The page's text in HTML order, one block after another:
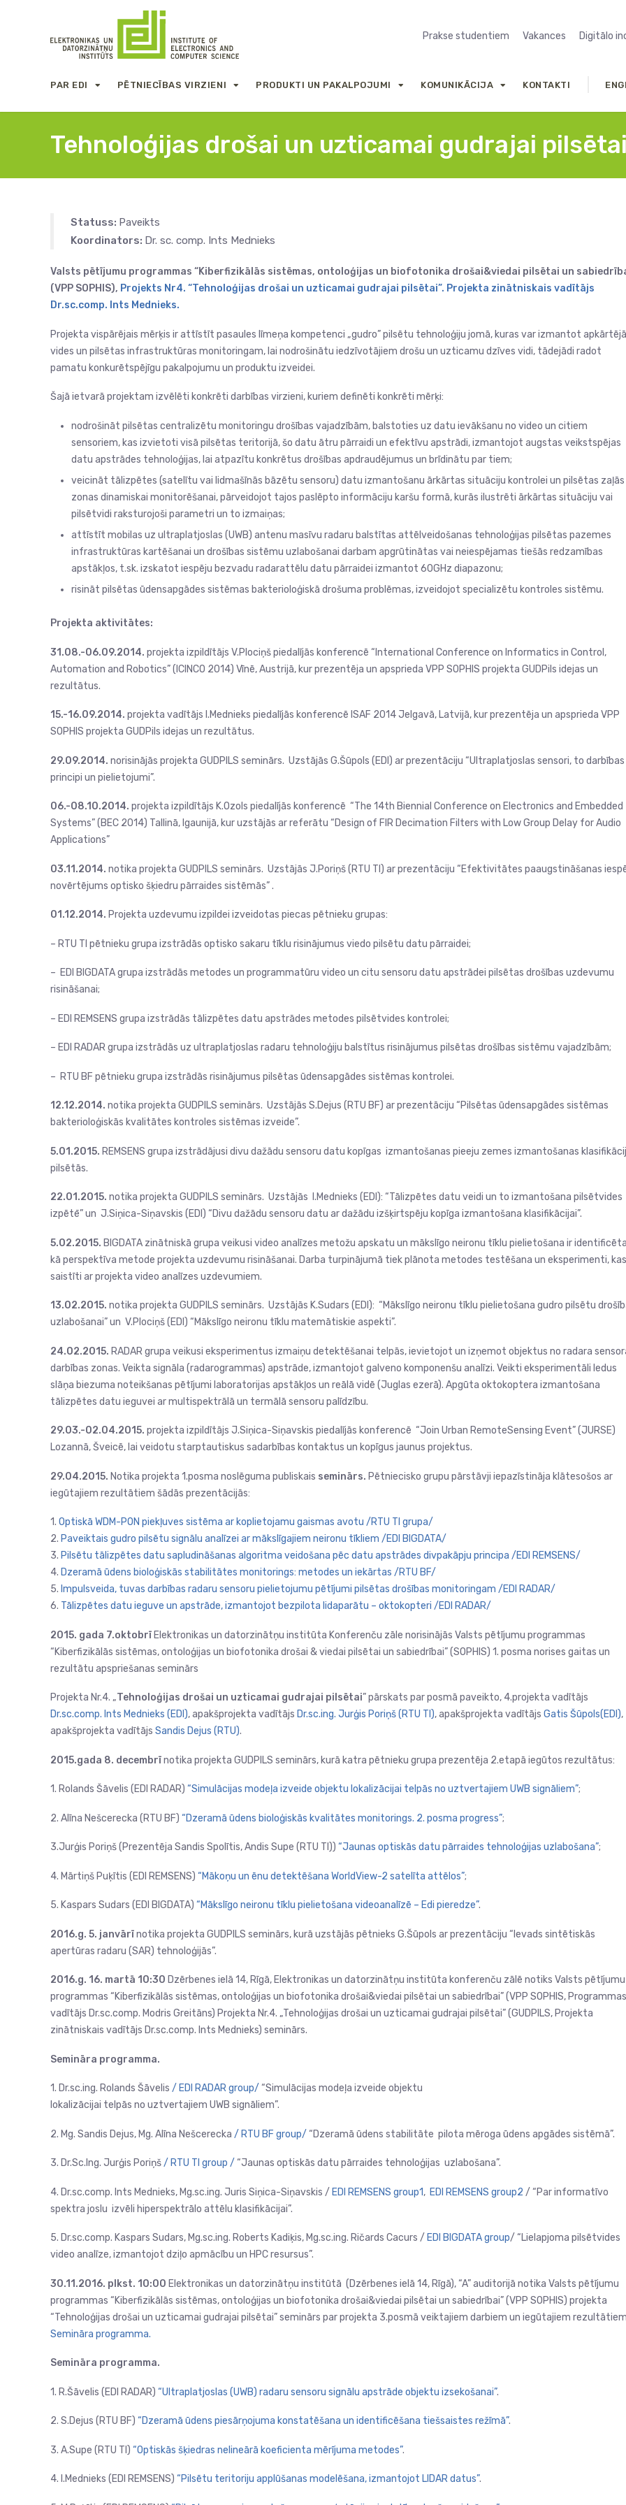
Prakse studentiem Vakances Digitālo
PAR EDI PĒTNIECĪBAS VIRZIENI PRODUKTI UN PAKALPOJUMI KOMUNIKĀCIJA KONTAKTI
Tehnoloģijas drošai un uzticamai gudrajai pilsētai
Statuss: Paveikts
Koordinators: Dr. sc. comp. Ints Mednieks
Valsts pētījumu programmas “Kiberfizikālās sistēmas, ontoloģijas un biofotonika drošai&viedai pilsētai un
(VPP SOPHIS), Projekts Nr4. “Tehnoloģijas drošai un uzticamai gudrajai pilsētai”. Projekta zinātniskais vadītājs
Dr.sc.comp. Ints Mednieks.
Projekta vispārējais mērķis ir attīstīt pasaules līmeņa kompetenci „gudro” pilsētu tehnoloģiju jomā, kuras var izmantot
vides un pilsētas infrastruktūras monitoringam, lai nodrošinātu iedzīvotājiem drošu un uzticamu dzīves vidi, tādejādi radot
pamatu konkurētspējīgu pakalpojumu un produktu izveidei.
Šajā ietvarā projektam izvēlēti konkrēti darbības virzieni, kuriem definēti konkrēti mērķi:
nodrošināt pilsētas centralizētu monitoringu drošības vajadzībām, balstoties uz datu ievākšanu no video un citiem
sensoriem, kas izvietoti visā pilsētas teritorijā, šo datu ātru pārraidi un efektīvu apstrādi, izmantojot augstas veikstspējas
datu apstrādes tehnoloģijas, lai atpazītu konkrētus drošības apdraudējumus un brīdinātu par tiem;
veicināt tālizpētes (satelītu vai lidmašīnās bāzētu sensoru) datu izmantošanu ārkārtas situāciju kontrolei un pilsētas zaļās
zonas dinamiskai monitorēšanai, pārveidojot tajos paslēpto informāciju karšu formā, kurās ilustrēti ārkārtas situāciju vai
pilsētvidi raksturojoši parametri un to izmaiņas;
attīstīt mobilas uz ultraplatjoslas (UWB) antenu masīvu radaru balstītas attēlveidošanas tehnoloģijas pilsētas pazemes
infrastruktūras kartēšanai un drošības sistēmu uzlabošanai darbam apgrūtinātas vai neiespējamas tiešās redzamības
apstākļos, t.sk. izskatot iespēju bezvadu radarattēlu datu pārraidei izmantot 60GHz diapazonu;
risināt pilsētas ūdensapgādes sistēmas bakterioloģiskā drošuma problēmas, izveidojot specializētu kontroles sistēmu.
Projekta aktivitātes:
31.08.-06.09.2014. projekta izpildītājs V.Plociņš piedalījās konferencē “International Conference on Informatics in Control,
Automation and Robotics” (ICINCO 2014) Vīnē, Austrijā, kur prezentēja un apsprieda VPP SOPHIS projekta GUDPils idejas un
rezultātus.
15.-16.09.2014. projekta vadītājs I.Mednieks piedalījās konferencē ISAF 2014 Jelgavā, Latvijā, kur prezentēja un apsprieda VPP
SOPHIS projekta GUDPils idejas un rezultātus.
29.09.2014. norisinājās projekta GUDPILS seminārs. Uzstājās G.Šūpols (EDI) ar prezentāciju “Ultraplatjoslas sensori, to darbības
principi un pielietojumi”.
06.-08.10.2014. projekta izpildītājs K.Ozols piedalījās konferencē “The 14th Biennial Conference on Electronics and Embedded
Systems” (BEC 2014) Tallinā, Igaunijā, kur uzstājās ar referātu “Design of FIR Decimation Filters with Low Group Delay for Audio
Applications”
03.11.2014. notika projekta GUDPILS seminārs. Uzstājās J.Poriņš (RTU TI) ar prezentāciju “Efektivitātes paaugstināšanas
novērtējums optisko šķiedru pārraides sistēmās” .
01.12.2014. Projekta uzdevumu izpildei izveidotas piecas pētnieku grupas:
– RTU TI pētnieku grupa izstrādās optisko sakaru tīklu risinājumus viedo pilsētu datu pārraidei;
– EDI BIGDATA grupa izstrādās metodes un programmatūru video un citu sensoru datu apstrādei pilsētas drošības uzdevumu
risināšanai;
– EDI REMSENS grupa izstrādās tālizpētes datu apstrādes metodes pilsētvides kontrolei;
– EDI RADAR grupa izstrādās uz ultraplatjoslas radaru tehnoloģiju balstītus risinājumus pilsētas drošības sistēmu vajadzībām;
– RTU BF pētnieku grupa izstrādās risinājumus pilsētas ūdensapgādes sistēmas kontrolei.
12.12.2014. notika projekta GUDPILS seminārs. Uzstājās S.Dejus (RTU BF) ar prezentāciju “Pilsētas ūdensapgādes sistēmas
bakterioloģiskās kvalitātes kontroles sistēmas izveide”.
5.01.2015. REMSENS grupa izstrādājusi divu dažādu sensoru datu kopīgas izmantošanas pieeju zemes izmantošanas
pilsētās.
22.01.2015. notika projekta GUDPILS seminārs. Uzstājās I.Mednieks (EDI): “Tālizpētes datu veidi un to izmantošana pilsētvides
izpētē” un J.Siņica-Siņavskis (EDI) “Divu dažādu sensoru datu ar dažādu izšķirtspēju kopīga izmantošana klasifikācijai”.
5.02.2015. BIGDATA zinātniskā grupa veikusi video analīzes metožu apskatu un mākslīgo neironu tīklu pielietošana ir
kā perspektīva metode projekta uzdevumu risināšanai. Darba turpinājumā tiek plānota metodes testēšana un eksperimenti, kas
saistīti ar projekta video analīzes uzdevumiem.
13.02.2015. notika projekta GUDPILS seminārs. Uzstājās K.Sudars (EDI): “Mākslīgo neironu tīklu pielietošana gudro pilsētu
uzlabošanai” un V.Plociņš (EDI) “Mākslīgo neironu tīklu matemātiskie aspekti”.
24.02.2015. RADAR grupa veikusi eksperimentus izmaiņu detektēšanai telpās, ievietojot un izņemot objektus no radara
darbības zonas. Veikta signāla (radarogrammas) apstrāde, izmantojot galveno komponenšu analīzi. Veikti eksperimentāli ledus
slāņa biezuma noteikšanas pētījumi laboratorijas apstākļos un reālā vidē (Juglas ezerā). Apgūta oktokoptera izmantošana
tālizpētes datu ieguvei ar multispektrālā un termālā sensoru palīdzību.
29.03.-02.04.2015. projekta izpildītājs J.Siņica-Siņavskis piedalījās konferencē “Join Urban RemoteSensing Event” (JURSE)
Lozannā, Šveicē, lai veidotu starptautiskus sadarbības kontaktus un kopīgus jaunus projektus.
29.04.2015. Notika projekta 1.posma noslēguma publiskais seminārs. Pētniecisko grupu pārstāvji iepazīstināja klātesošos ar
iegūtajiem rezultātiem šādās prezentācijās:
1. Optiskā WDM-PON piekļuves sistēma ar koplietojamu gaismas avotu /RTU TI grupa/
2. Paveiktais gudro pilsētu signālu analīzei ar mākslīgajiem neironu tīkliem /EDI BIGDATA/
3. Pilsētu tālizpētes datu sapludināšanas algoritma veidošana pēc datu apstrādes divpakāpju principa /EDI REMSENS/
4. Dzeramā ūdens bioloģiskās stabilitātes monitorings: metodes un iekārtas /RTU BF/
5. Impulsveida, tuvas darbības radaru sensoru pielietojumu pētījumi pilsētas drošības monitoringam /EDI RADAR/
6. Tālizpētes datu ieguve un apstrāde, izmantojot bezpilota lidaparātu – oktokopteri /EDI RADAR/
2015. gada 7.oktobrī Elektronikas un datorzinātņu institūta Konferenču zāle norisinājās Valsts pētījumu programmas
“Kiberfizikālās sistēmas, ontoloģijas un biofotonika drošai & viedai pilsētai un sabiedrībai” (SOPHIS) 1. posma norises gaitas un
rezultātu apspriešanas seminārs
Projekta Nr.4. „Tehnoloģijas drošai un uzticamai gudrajai pilsētai” pārskats par posmā paveikto, 4.projekta vadītājs
Dr.sc.comp. Ints Mednieks (EDI), apakšprojekta vadītājs Dr.sc.ing. Jurģis Poriņš (RTU TI), apakšprojekta vadītājs Gatis Šūpols(EDI),
apakšprojekta vadītājs Sandis Dejus (RTU).
2015.gada 8. decembrīnotika projekta GUDPILS seminārs, kurā katra pētnieku grupa prezentēja 2.etapā iegūtos rezultātus:
1. Rolands Šāvelis (EDI RADAR) “Simulācijas modeļa izveide objektu lokalizācijai telpās no uztvertajiem UWB signāliem”;
2. Alīna Nešcerecka (RTU BF) “Dzeramā ūdens bioloģiskās kvalitātes monitorings. 2. posma progress”;
3.Jurģis Poriņš (Prezentēja Sandis Spolītis, Andis Supe (RTU TI)) “Jaunas optiskās datu pārraides tehnoloģijas uzlabošana”;
4. Mārtiņš Puķītis (EDI REMSENS) “Mākoņu un ēnu detektēšana WorldView-2 satelīta attēlos”;
5. Kaspars Sudars (EDI BIGDATA) “Mākslīgo neironu tīklu pielietošana videoanalīzē – Edi pieredze”.
2016.g. 5. janvārīnotika projekta GUDPILS seminārs, kurā uzstājās pētnieks G.Šūpols ar prezentāciju “Ievads sintētiskās
apertūras radaru (SAR) tehnoloģijās”.
2016.g. 16. martā 10:30 Dzērbenes ielā 14, Rīgā, Elektronikas un datorzinātņu institūta konferenču zālē notiks Valsts pētījumu
programmas “Kiberfizikālās sistēmas, ontoloģijas un biofotonika drošai&viedai pilsētai un sabiedrībai” (VPP SOPHIS, Programmas
vadītājs Dr.sc.comp. Modris Greitāns) Projekta Nr.4. „Tehnoloģijas drošai un uzticamai gudrajai pilsētai” (GUDPILS, Projekta
zinātniskais vadītājs Dr.sc.comp. Ints Mednieks) seminārs.
Semināra programma.
1. Dr.sc.ing. Rolands Šāvelis / EDI RADAR group/ “Simulācijas modeļa izveide objektu
lokalizācijai telpās no uztvertajiem UWB signāliem”.
2. Mg. Sandis Dejus, Mg. Alīna Nešcerecka / RTU BF group/ “Dzeramā ūdens stabilitāte pilota mēroga ūdens apgādes sistēmā”.
3. Dr.Sc.Ing. Jurģis Poriņš/ RTU TI group / “Jaunas optiskās datu pārraides tehnoloģijas uzlabošana”.
4. Dr.sc.comp. Ints Mednieks, Mg.sc.ing. Juris Siņica-Siņavskis / EDI REMSENS group1, EDI REMSENS group2 / “Par informatīvo
spektra joslu izvēli hiperspektrālo attēlu klasifikācijai”.
5. Dr.sc.comp. Kaspars Sudars, Mg.sc.ing. Roberts Kadiķis, Mg.sc.ing. Ričards Cacurs / EDI BIGDATA group/ “Lielapjoma pilsētvides
video analīze, izmantojot dziļo apmācību un HPC resursus”.
30.11.2016. plkst. 10:00 Elektronikas un datorzinātņu institūtā (Dzērbenes ielā 14, Rīgā), “A” auditorijā notika Valsts pētījumu
programmas “Kiberfizikālās sistēmas, ontoloģijas un biofotonika drošai&viedai pilsētai un sabiedrībai” (VPP SOPHIS) projekta
“Tehnoloģijas drošai un uzticamai gudrajai pilsētai” seminārs par projekta 3.posmā veiktajiem darbiem un iegūtajiem
Semināra programma.
Semināra programma.
1. R.Šāvelis (EDI RADAR) “Ultraplatjoslas (UWB) radaru sensoru signālu apstrāde objektu izsekošanai”.
2. S.Dejus (RTU BF) “Dzeramā ūdens piesārņojuma konstatēšana un identificēšana tiešsaistes režīmā”.
3. A.Supe (RTU TI) “Optiskās šķiedras nelineārā koeficienta mērījuma metodes”.
4. I.Mednieks (EDI REMSENS) “Pilsētu teritoriju applūšanas modelēšana, izmantojot LIDAR datus”.